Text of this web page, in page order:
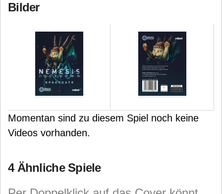
Bilder
Momentan sind zu diesem Spiel noch keine
Videos vorhanden.
4 Ähnliche Spiele